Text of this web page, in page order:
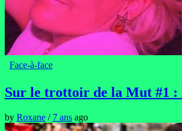
Face-à-face
Sur le trottoir de la Mut #1 :
by Roxane / 7 ans ago